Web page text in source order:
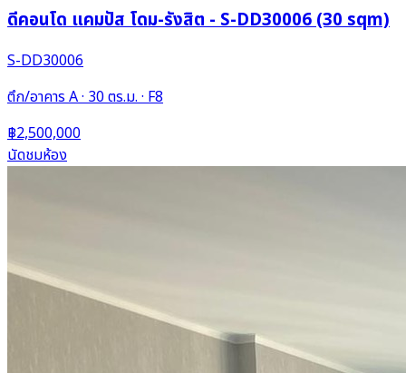
ดีคอนโด แคมปัส โดม-รังสิต - S-DD30006 (30 sqm)
S-DD30006
ตึก/อาคาร A · 30 ตร.ม. · F8
฿2,500,000
นัดชมห้อง